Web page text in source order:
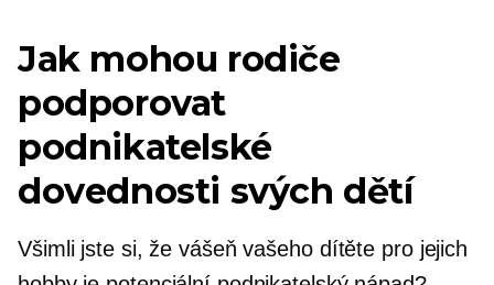
Jak mohou rodiče
podporovat
podnikatelské
dovednosti svých dětí
Všimli jste si, že vášeň vašeho dítěte pro jejich